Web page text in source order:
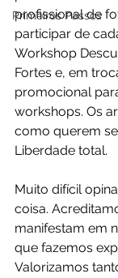
Primeiros Passos
profissional de
participar de
Workshop
Fortes e, em
promocional
workshops. Os
como querem
Liberdade total.
Muito difícil
coisa.
manifestam em
que fazemos
Valorizamos